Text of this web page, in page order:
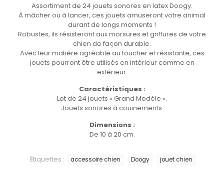
Assortiment de 24 jouets sonores en latex Doogy.
À mâcher ou à lancer, ces jouets amuseront votre animal
durant de longs moments !
Robustes, ils résisteront aux morsures et griffures de votre
chien de façon durable.
Avec leur matière agréable au toucher et résistante, ces
jouets pourront être utilisés en intérieur comme en
extérieur.
Caractéristiques :
Lot de 24 jouets « Grand Modèle ».
Jouets sonores à couinements.
Dimensions :
De 10 à 20 cm.
Étiquettes : accessoire chien Doogy jouet chien